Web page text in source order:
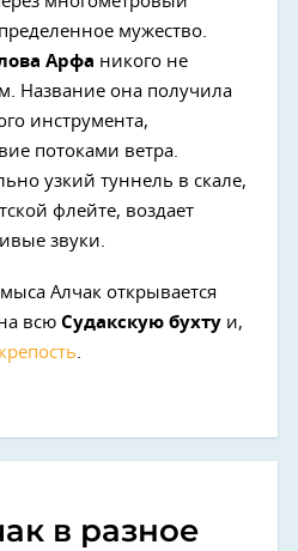
мужество.
Арфа никого не
Название она получила
инструмента,
потоками ветра.
узкий туннель в скале,
флейте, воздает
звуки.
Алчак открывается
всю Судакскую бухту и,
в разное